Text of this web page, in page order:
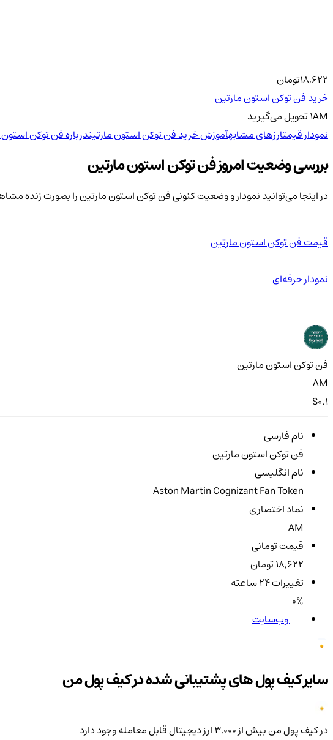
18,622تومان
خرید فن توکن استون مارتین
1AM تحویلمی‌گیرید
نمودار قیمتارزهای مشابهآموزش خرید فن توکن استون مارتیندرباره فن توکن استون
بررسی وضعیت امروز فن توکن استون مارتین
در اینجا می‌توانید نمودار و وضعیت کنونی فن توکن استون مارتین را بصورت زنده
قیمت فن توکن استون مارتین
نمودار حرفه‌ای
فن توکن استون مارتین
AM
$0.1
نام فارسی
فن توکن استون مارتین
نام انگلیسی
Aston Martin Cognizant Fan Token
نماد اختصاری
AM
قیمت تومانی
18,622 تومان
تغییرات ۲۴ ساعته
0%
وب‌سایت
سایر کیف پول های پشتیبانی شده در کیف پول من
در کیف پول من بیش از ۳,۰۰۰ ارز دیجیتال قابل معامله وجود دارد